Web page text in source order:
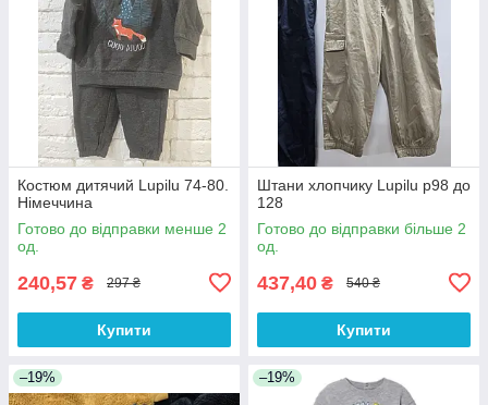
Костюм дитячий Lupilu 74-80.
Німеччина
Готово до відправки менше 2
од.
240,57 ₴ 297 ₴
Купити
Штани хлопчику Lupilu р98 до
128
Готово до відправки більше 2
од.
437,40 ₴ 540 ₴
Купити
–19% –19%